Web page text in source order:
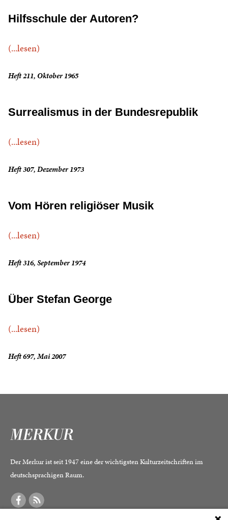
Hilfsschule der Autoren?
(...lesen)
Heft 211, Oktober 1965
Surrealismus in der Bundesrepublik
(...lesen)
Heft 307, Dezember 1973
Vom Hören religiöser Musik
(...lesen)
Heft 316, September 1974
Über Stefan George
(...lesen)
Heft 697, Mai 2007
Der Merkur ist seit 1947 eine der wichtigsten Kulturzeitschriften im
deutschsprachigen Raum.